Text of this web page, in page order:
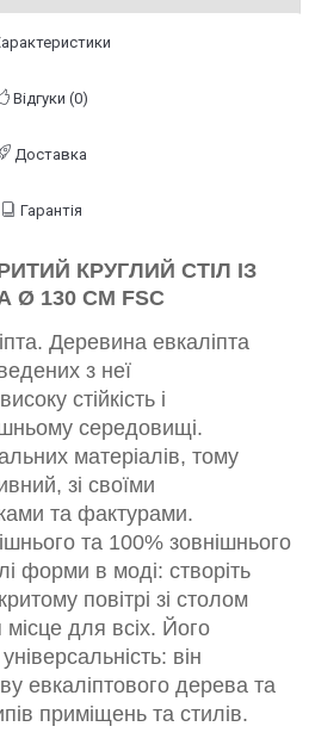
Відгуки (0)
Доставка
Гарантія
КРУГЛИЙ СТІЛ ІЗ
Ø 130 СМ FSC
Деревина евкаліпта
з неї
стійкість і
середовищі.
матеріалів, тому
зі своїми
та фактурами.
та 100% зовнішнього
форми в моді: створіть
повітрі зі столом
для всіх. Його
він
евкаліптового дерева та
приміщень та стилів.